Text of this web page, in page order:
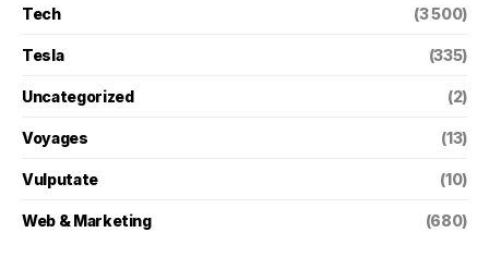
Tech (3 500)
Tesla (335)
Uncategorized (2)
Voyages (13)
Vulputate (10)
Web & Marketing (680)